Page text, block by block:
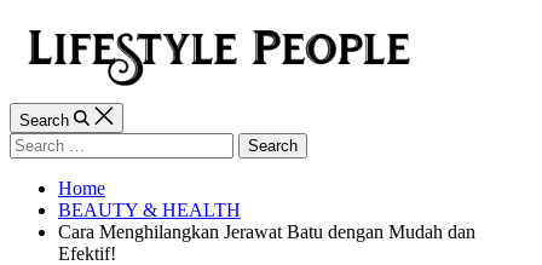
Search
Search
for:
Home
BEAUTY & HEALTH
Cara Menghilangkan Jerawat Batu dengan Mudah dan
Efektif!